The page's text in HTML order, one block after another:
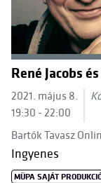
René Jacobs
2021. május 8.
19:30 - 22:00
Bartók Tavasz
Ingyenes
MÜPA SAJÁT